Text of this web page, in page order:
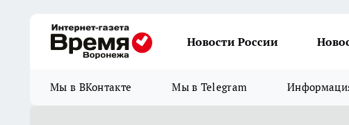
Новости России
Мы в ВКонтакте Мы в Telegram